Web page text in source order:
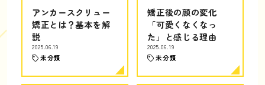
アンカースクリュー
矯正とは？基本を解
説
2025.06.19
未分類
矯正後の顔の変化
「可愛くなくなっ
た」と感じる理由
2025.06.19
未分類